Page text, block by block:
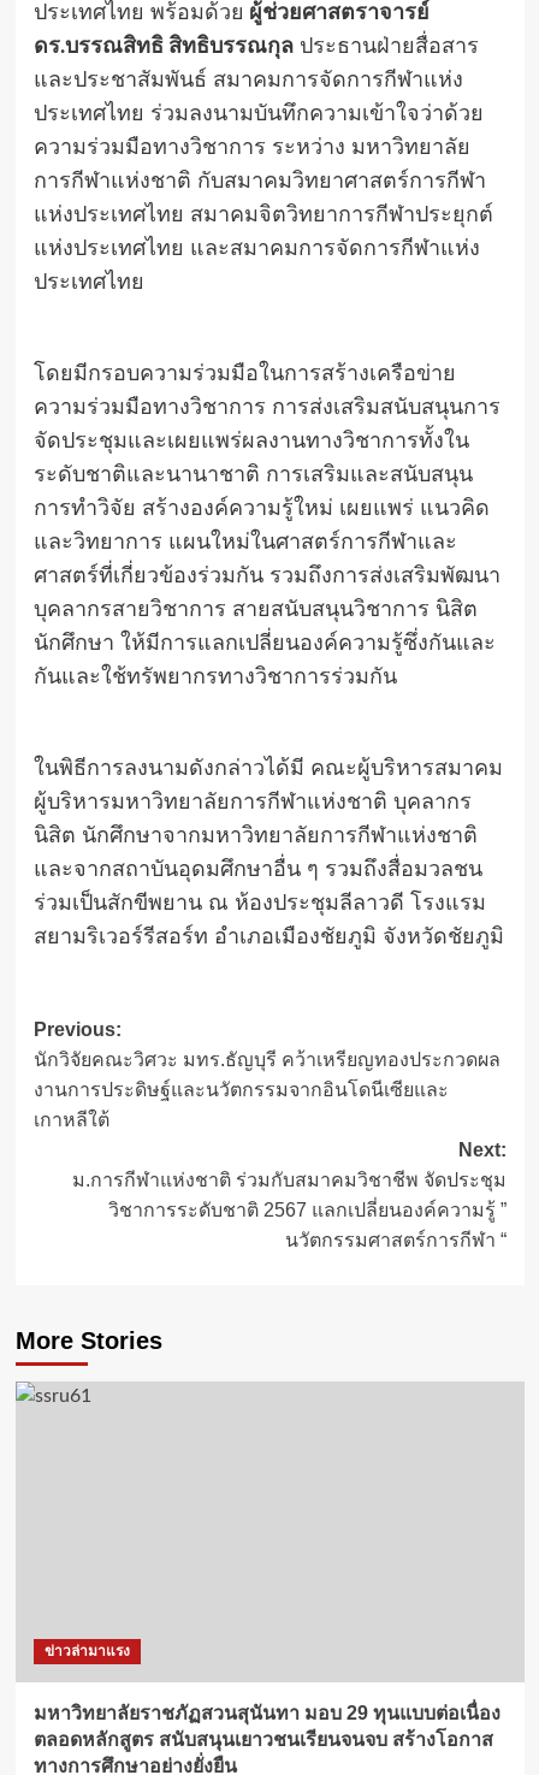
ประเทศไทย พร้อมด้วย ผู้ช่วยศาสตราจารย์
ดร.บรรณสิทธิ สิทธิบรรณกุลประธานฝ่ายสื่อสาร
และประชาสัมพันธ์ สมาคมการจัดการกีฬาแห่ง
ประเทศไทย ร่วมลงนามบันทึกความเข้าใจว่าด้วย
ความร่วมมือทางวิชาการ ระหว่าง มหาวิทยาลัย
การกีฬาแห่งชาติ กับสมาคมวิทยาศาสตร์การกีฬา
แห่งประเทศไทย สมาคมจิตวิทยาการกีฬาประยุกต์
แห่งประเทศไทย และสมาคมการจัดการกีฬาแห่ง
ประเทศไทย
โดยมีกรอบความร่วมมือในการสร้างเครือข่าย
ความร่วมมือทางวิชาการ การส่งเสริมสนับสนุนการ
จัดประชุมและเผยแพร่ผลงานทางวิชาการทั้งใน
ระดับชาติและนานาชาติ การเสริมและสนับสนุน
การทำวิจัย สร้างองค์ความรู้ใหม่ เผยแพร่ แนวคิด
และวิทยาการ แผนใหม่ในศาสตร์การกีฬาและ
ศาสตร์ที่เกี่ยวข้องร่วมกัน รวมถึงการส่งเสริมพัฒนา
บุคลากรสายวิชาการ สายสนับสนุนวิชาการ นิสิต
นักศึกษา ให้มีการแลกเปลี่ยนองค์ความรู้ซึ่งกันและ
กันและใช้ทรัพยากรทางวิชาการร่วมกัน
ในพิธีการลงนามดังกล่าวได้มี คณะผู้บริหารสมาคม
ผู้บริหารมหาวิทยาลัยการกีฬาแห่งชาติ บุคลากร
นิสิต นักศึกษาจากมหาวิทยาลัยการกีฬาแห่งชาติ
และจากสถาบันอุดมศึกษาอื่น ๆ รวมถึงสื่อมวลชน
ร่วมเป็นสักขีพยาน ณ ห้องประชุมลีลาวดี โรงแรม
สยามริเวอร์รีสอร์ท อำเภอเมืองชัยภูมิ จังหวัดชัยภูมิ
Post
navigation
Previous:
นักวิจัยคณะวิศวะ มทร.ธัญบุรี คว้าเหรียญทองประกวดผล
งานการประดิษฐ์และนวัตกรรมจากอินโดนีเซียและ
เกาหลีใต้
Next:
ม.การกีฬาแห่งชาติ ร่วมกับสมาคมวิชาชีพ จัดประชุม
วิชาการระดับชาติ 2567 แลกเปลี่ยนองค์ความรู้ ”
นวัตกรรมศาสตร์การกีฬา “
More Stories
ข่าวล่ามาแรง
มหาวิทยาลัยราชภัฏสวนสุนันทา มอบ 29 ทุนแบบต่อเนื่อง
ตลอดหลักสูตร สนับสนุนเยาวชนเรียนจนจบ สร้างโอกาส
ทางการศึกษาอย่างยั่งยืน